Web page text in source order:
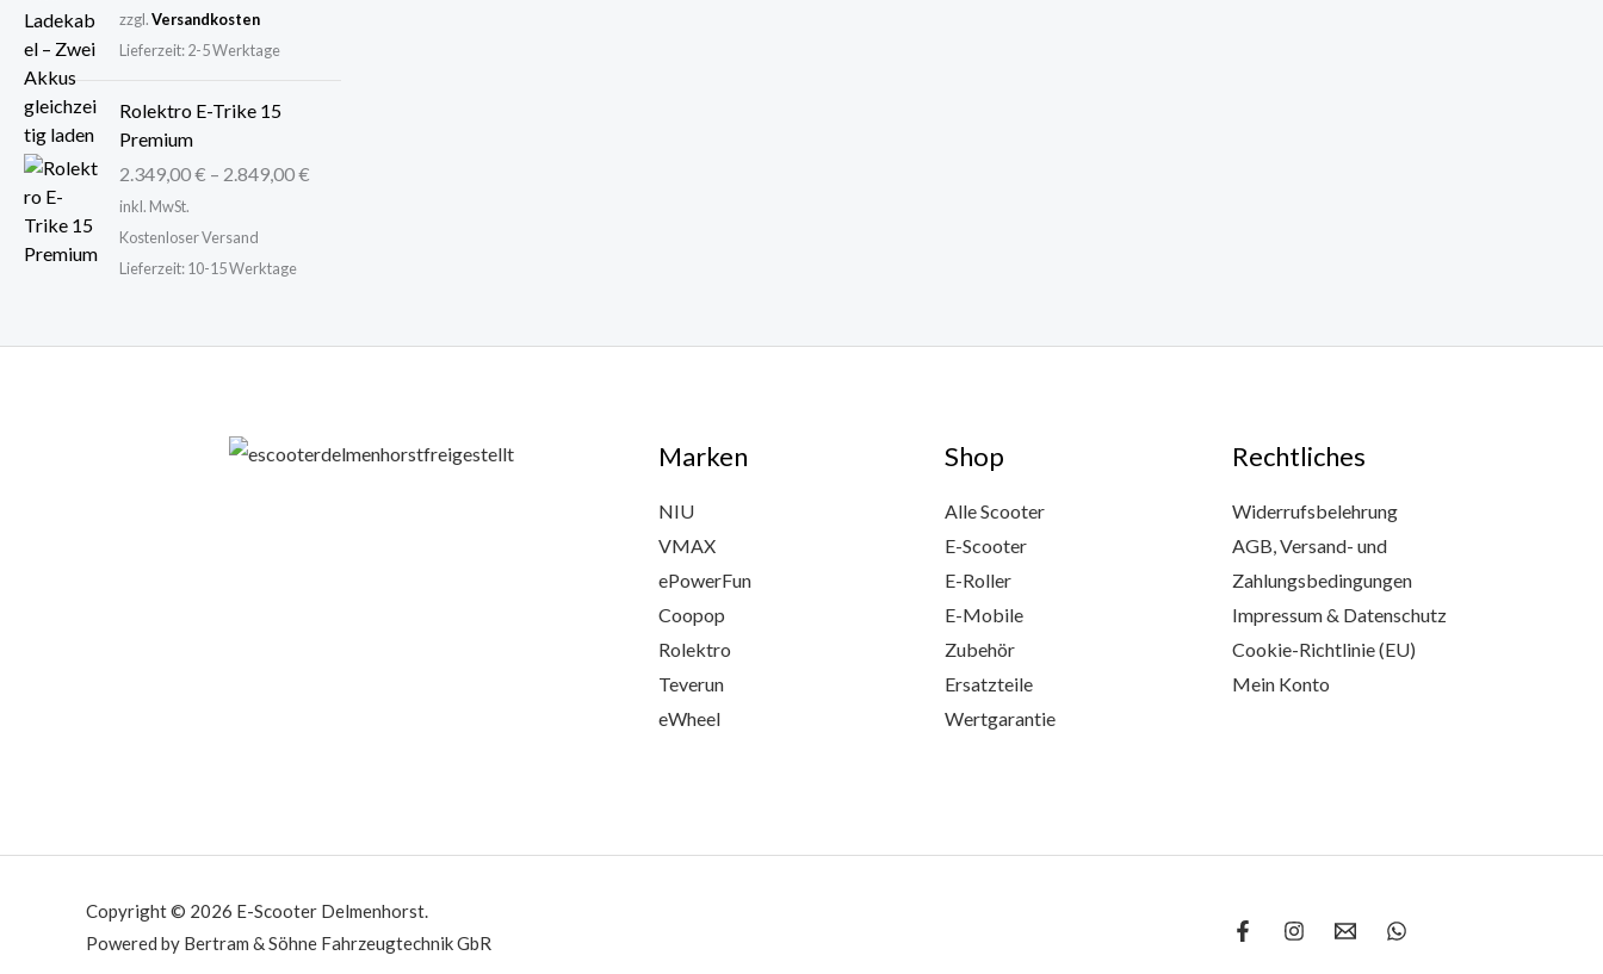
zzgl.Versandkosten
Lieferzeit:2-5 Werktage
Rolektro E-Trike 15
Premium
2.349,00€ – 2.849,00€
inkl. MwSt.
Kostenloser Versand
Lieferzeit:10-15 Werktage
Marken
NIU
VMAX
ePowerFun
Coopop
Rolektro
Teverun
eWheel
Shop
Alle Scooter
E-Scooter
E-Roller
E-Mobile
Zubehör
Ersatzteile
Wertgarantie
Rechtliches
Widerrufsbelehrung
AGB, Versand- und
Zahlungsbedingungen
Impressum & Datenschutz
Cookie-Richtlinie (EU)
Mein Konto
Copyright © 2026 E-Scooter Delmenhorst.
Powered by Bertram & Söhne Fahrzeugtechnik GbR